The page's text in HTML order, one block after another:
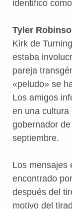
identificó
Tyler
Kirk de
estaba
pareja
«peludo» se
Los amigos
en una cultura
gobernador
septiembre.
Los mensajes
encontrado
después del
motivo del